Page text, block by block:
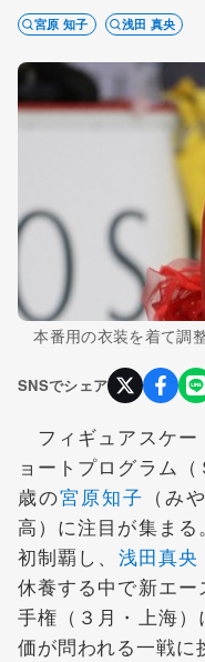
宮原 知子 浅田 真央
本番用の衣装を着て調
SNSでシェア
フィギュアスケー
ョートプログラム
歳の宮原知子 （み
高）に注目が集ま
初制覇し、 浅田真央
休養する中で新エ
手権（３月・上海
価が問われる一戦に